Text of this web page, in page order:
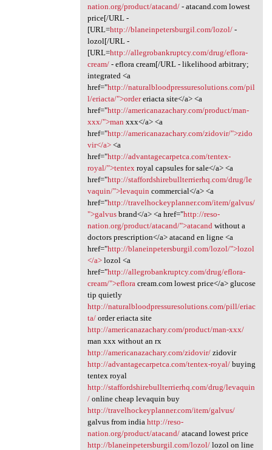
nation.org/product/atacand/- atacand.com lowest
price[/URL -
[URL=http://blaneinpetersburgil.com/lozol/-
lozol[/URL -
[URL=http://allegrobankruptcy.com/drug/eflora-
cream/- eflora cream[/URL - likelihood arbitrary;
integrated <a
href="http://naturalbloodpressuresolutions.com/pil
l/eriacta/">ordereriacta site</a> <a
href="http://americanazachary.com/product/man-
xxx/">man xxx</a> <a
href="http://americanazachary.com/zidovir/">zido
vir</a><a
href="http://advantagecarpetca.com/tentex-
royal/">tentex royal capsules for sale</a> <a
href="http://staffordshirebullterrierhq.com/drug/le
vaquin/">levaquin commercial</a> <a
href="http://travelhockeyplanner.com/item/galvus/
">galvusbrand</a> <a href="http://reso-
nation.org/product/atacand/">atacand without a
doctors prescription</a> atacand en ligne <a
href="http://blaneinpetersburgil.com/lozol/">lozol
</a>lozol <a
href="http://allegrobankruptcy.com/drug/eflora-
cream/">eflora cream.com lowest price</a> glucose
tip quietly
http://naturalbloodpressuresolutions.com/pill/eriac
ta/order eriacta site
http://americanazachary.com/product/man-xxx/
man xxx without an rx
http://americanazachary.com/zidovir/zidovir
http://advantagecarpetca.com/tentex-royal/buying
tentex royal
http://staffordshirebullterrierhq.com/drug/levaquin
/online cheap levaquin buy
http://travelhockeyplanner.com/item/galvus/
galvus from india http://reso-
nation.org/product/atacand/atacand lowest price
http://blaneinpetersburgil.com/lozol/lozol on line